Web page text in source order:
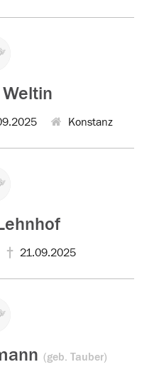
Konstanz
21.09.2025
(geb. Tauber)